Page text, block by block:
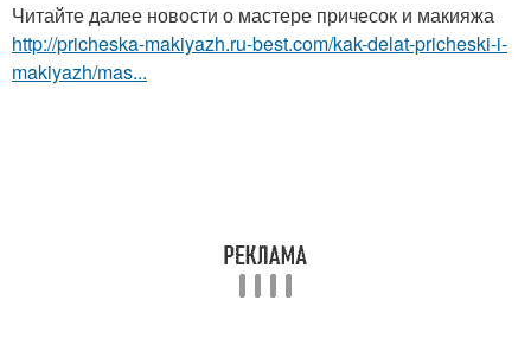
Читайте далее новости о мастере причесок и макияжа
http://pricheska-makiyazh.ru-best.com/kak-delat-pricheski-i-
makiyazh/mas...